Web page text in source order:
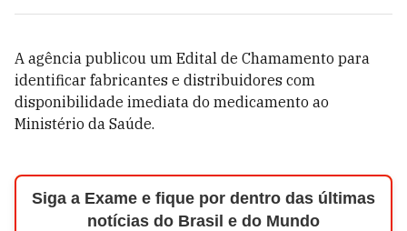
A agência publicou um Edital de Chamamento para
identificar fabricantes e distribuidores com
disponibilidade imediata do medicamento ao
Ministério da Saúde.
Siga a Exame e fique por dentro das últimas
notícias do Brasil e do Mundo